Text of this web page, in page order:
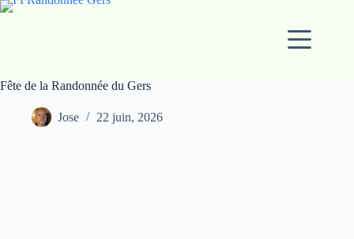
Passer
Fête de la Randonnée du Gers
Jose 22 juin, 2026